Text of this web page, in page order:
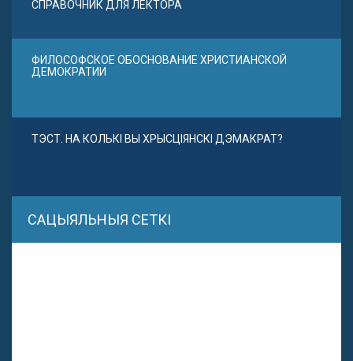
СПРАВОЧНИК ДЛЯ ЛЕКТОРА
ФИЛОСОФСКОЕ ОБОСНОВАНИЕ ХРИСТИАНСКОЙ
ДЕМОКРАТИИ
ТЭСТ. НА КОЛЬКІ ВЫ ХРЫСЦІЯНСКІ ДЭМАКРАТ?
САЦЫЯЛЬНЫЯ СЕТКІ